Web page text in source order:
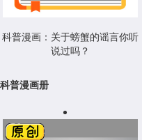
科普漫画：关于螃蟹的谣言你听
说过吗？
科普漫画册